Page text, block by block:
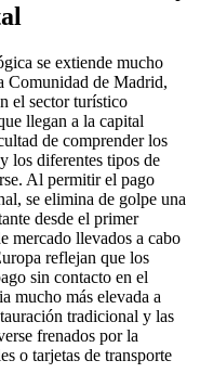
se extiende mucho
Comunidad de Madrid,
el sector turístico
llegan a la capital
de comprender los
los diferentes tipos de
Al permitir el pago
se elimina de golpe una
desde el primer
mercado llevados a cabo
reflejan que los
sin contacto en el
mucho más elevada a
tradicional y las
frenados por la
o tarjetas de transporte